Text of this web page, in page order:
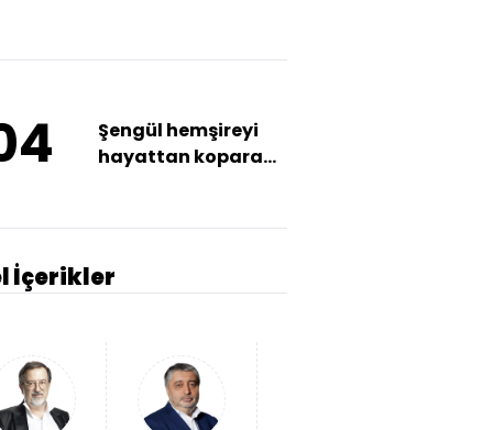
İçerikler
Şengül hemşireyi
hayattan koparan
ezdi